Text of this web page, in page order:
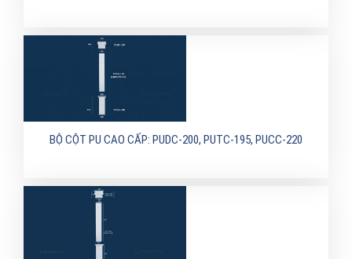
BỘ CỘT PU CAO CẤP: PUDC-200, PUTC-195, PUCC-220